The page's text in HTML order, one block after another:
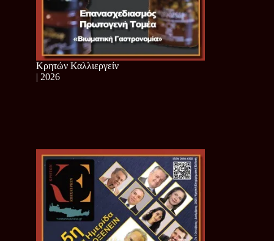
Κρητών Καλλιεργείν
| 2026